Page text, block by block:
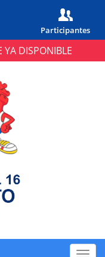
Participantes
YA DISPONIBLE